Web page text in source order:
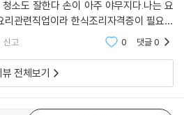
하게 받아들이지 않은 자기 자신을 반성
자들이 그렇게 길들여졌어. 하지만 어찌 됐
아 보는 의식 이 있었던 건 사실이야. 아주
소도 잘한다 손이 아주 야무지다.나는 요
관련직업이라 한식조리자격증이 필요한
나 합격하지 못했다.집안일도 대충대충
신고 0 댓글0
뷰 전체보기